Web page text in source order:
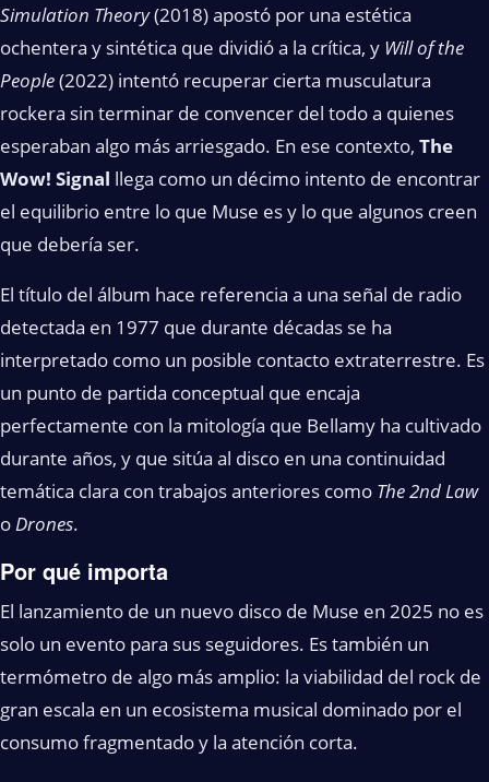
Simulation Theory(2018) apostó por una estética
ochentera y sintética que dividió a la crítica, y Will of the
People(2022) intentó recuperar cierta musculatura
rockera sin terminar de convencer del todo a quienes
esperaban algo más arriesgado. En ese contexto, The
Wow! Signal llega como un décimo intento de encontrar
el equilibrio entre lo que Muse es y lo que algunos creen
que debería ser.
El título del álbum hace referencia a una señal de radio
detectada en 1977 que durante décadas se ha
interpretado como un posible contacto extraterrestre. Es
un punto de partida conceptual que encaja
perfectamente con la mitología que Bellamy ha cultivado
durante años, y que sitúa al disco en una continuidad
temática clara con trabajos anteriores como The 2nd Law
o Drones.
Por qué importa
El lanzamiento de un nuevo disco de Muse en 2025 no es
solo un evento para sus seguidores. Es también un
termómetro de algo más amplio: la viabilidad del rock de
gran escala en un ecosistema musical dominado por el
consumo fragmentado y la atención corta.